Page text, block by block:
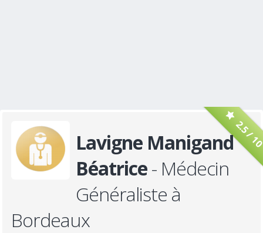
2.5 /
Lavigne Manigand
Béatrice- Médecin
Généraliste à
Bordeaux